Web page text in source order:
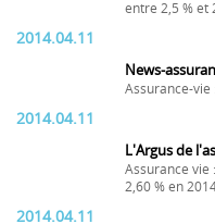
entre 2,5 % et
2014.04.11
News-
Assurance-vie
2014.04.11
L'Argus de
Assurance vie
2,60 % en
2014.04.11